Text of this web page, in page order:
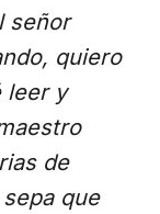
señor
quiero
leer y
de
que